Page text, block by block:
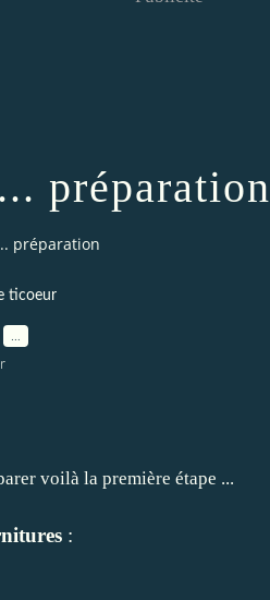
préparation
préparation
ticoeur
voilà la première étape ...
: